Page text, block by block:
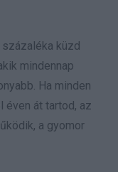
küzd
mindennap
Ha minden
éven át tartod, az
a gyomor